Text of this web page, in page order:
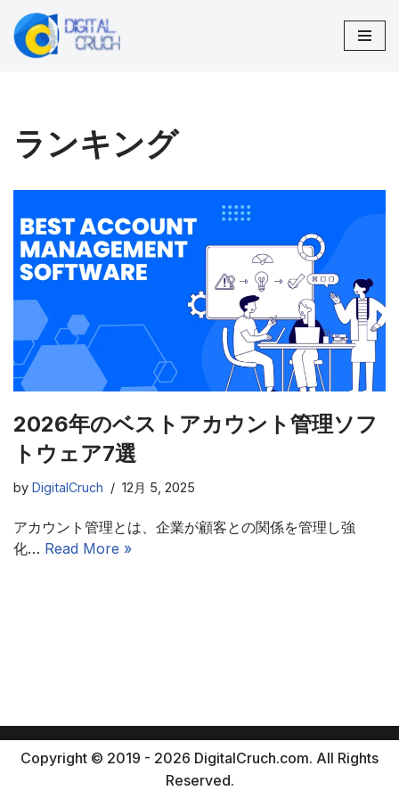
コ
ツ
へ
ッ
プ
ランキング
2026年のベストアカウント管理ソフ
トウェア7選
by DigitalCruch 12月 5, 2025
アカウント管理とは、企業が顧客との関係を管理し強
化… Read More »
Copyright © 2019 - 2026 DigitalCruch.com. All Rights
Reserved.